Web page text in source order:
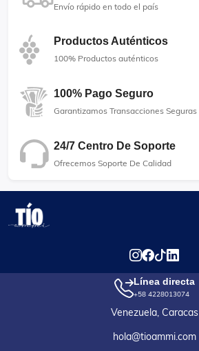
Envío rápido en todo el país
Productos Auténticos
100% Productos auténticos
100% Pago Seguro
Garantizamos Transacciones Seguras
24/7 Centro De Soporte
Ofrecemos Soporte De Calidad
Línea directa
+58 4228013074
Venezuela, Caracas
hola@tioammi.com